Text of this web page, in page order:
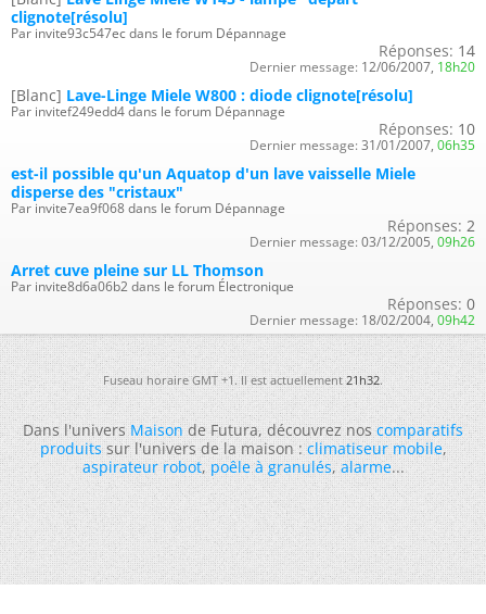
clignote[résolu]
Par invite93c547ec dans le forum Dépannage
Réponses: 14
Dernier message: 12/06/2007, 18h20
[Blanc] Lave-Linge Miele W800 : diode clignote[résolu]
Par invitef249edd4 dans le forum Dépannage
Réponses: 10
Dernier message: 31/01/2007, 06h35
est-il possible qu'un Aquatop d'un lave vaisselle Miele
disperse des "cristaux"
Par invite7ea9f068 dans le forum Dépannage
Réponses: 2
Dernier message: 03/12/2005, 09h26
Arret cuve pleine sur LL Thomson
Par invite8d6a06b2 dans le forum Électronique
Réponses: 0
Dernier message: 18/02/2004, 09h42
Fuseau horaire GMT +1. Il est actuellement21h32.
Dans l'universMaisonde Futura, découvrez noscomparatifs
produitssur l'univers de la maison :climatiseur mobile,
aspirateur robot,poêle à granulés,alarme...